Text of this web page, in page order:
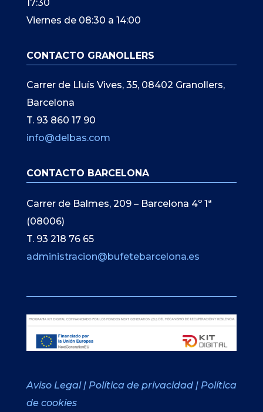
17:30
Viernes de 08:30 a 14:00
CONTACTO GRANOLLERS
Carrer de Lluís Vives, 35, 08402 Granollers,
Barcelona
T. 93 860 17 90
info@delbas.com
CONTACTO BARCELONA
Carrer de Balmes, 209 – Barcelona 4º 1ª
(08006)
T. 93 218 76 65
administracion@bufetebarcelona.es
Aviso Legal | Política de privacidad | Política
de cookies